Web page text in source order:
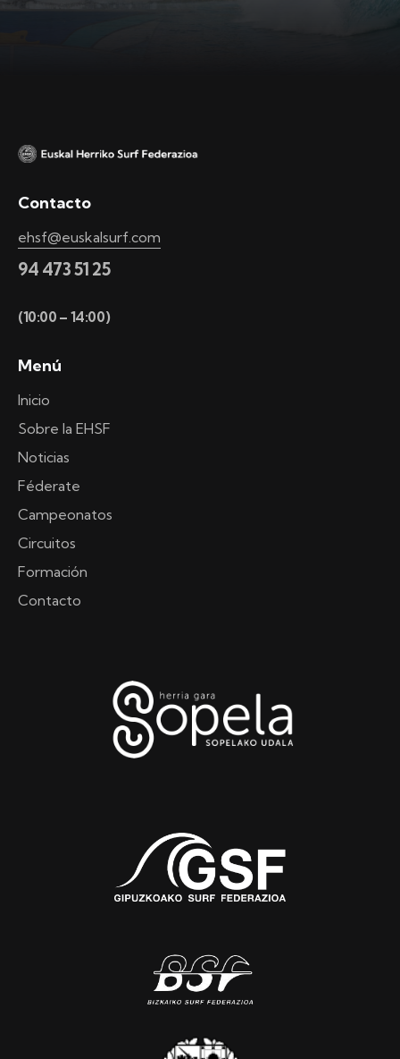
Contacto
ehsf@euskalsurf.com
94 473 51 25
(10:00 – 14:00)
Menú
Inicio
Sobre la EHSF
Noticias
Féderate
Campeonatos
Circuitos
Formación
Contacto